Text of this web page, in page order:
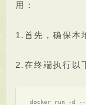
用：
1.首先，确保本
2.在终端执行以